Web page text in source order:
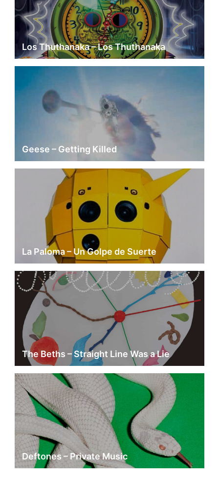
Los Thuthanaka – Los Thuthanaka
Geese – Getting Killed
La Paloma – Un Golpe de Suerte
The Beths – Straight Line Was a Lie
Deftones – Private Music